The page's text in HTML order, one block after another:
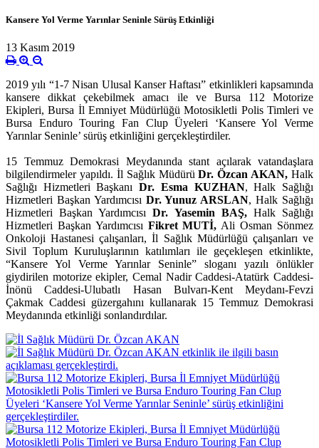
Kansere Yol Verme Yarınlar Seninle Sürüş Etkinliği
13 Kasım 2019
2019 yılı “1-7 Nisan Ulusal Kanser Haftası” etkinlikleri kapsamında
kansere dikkat çekebilmek amacı ile ve Bursa 112 Motorize
Ekipleri, Bursa İl Emniyet Müdürlüğü Motosikletli Polis Timleri ve
Bursa Enduro Touring Fan Clup Üyeleri ‘Kansere Yol Verme
Yarınlar Seninle’ sürüş etkinliğini gerçekleştirdiler.
15 Temmuz Demokrasi Meydanında stant açılarak vatandaşlara
bilgilendirmeler yapıldı. İl Sağlık MüdürüDr. Özcan AKAN, Halk
Sağlığı Hizmetleri BaşkanıDr. Esma KUZHAN, Halk Sağlığı
Hizmetleri Başkan Yardımcısı Dr. Yunuz ARSLAN, Halk Sağlığı
Hizmetleri Başkan YardımcısıDr. Yasemin BAŞ,Halk Sağlığı
Hizmetleri Başkan Yardımcısı Fikret MUTİ, Ali Osman Sönmez
Onkoloji Hastanesi çalışanları, İl Sağlık Müdürlüğü çalışanları ve
Sivil Toplum Kuruluşlarının katılımları ile geçekleşen etkinlikte,
“Kansere Yol Verme Yarınlar Seninle” sloganı yazılı önlükler
giydirilen motorize ekipler, Cemal Nadir Caddesi-Atatürk Caddesi-
İnönü Caddesi-Ulubatlı Hasan Bulvarı-Kent Meydanı-Fevzi
Çakmak Caddesi güzergahını kullanarak 15 Temmuz Demokrasi
Meydanında etkinliği sonlandırdılar.